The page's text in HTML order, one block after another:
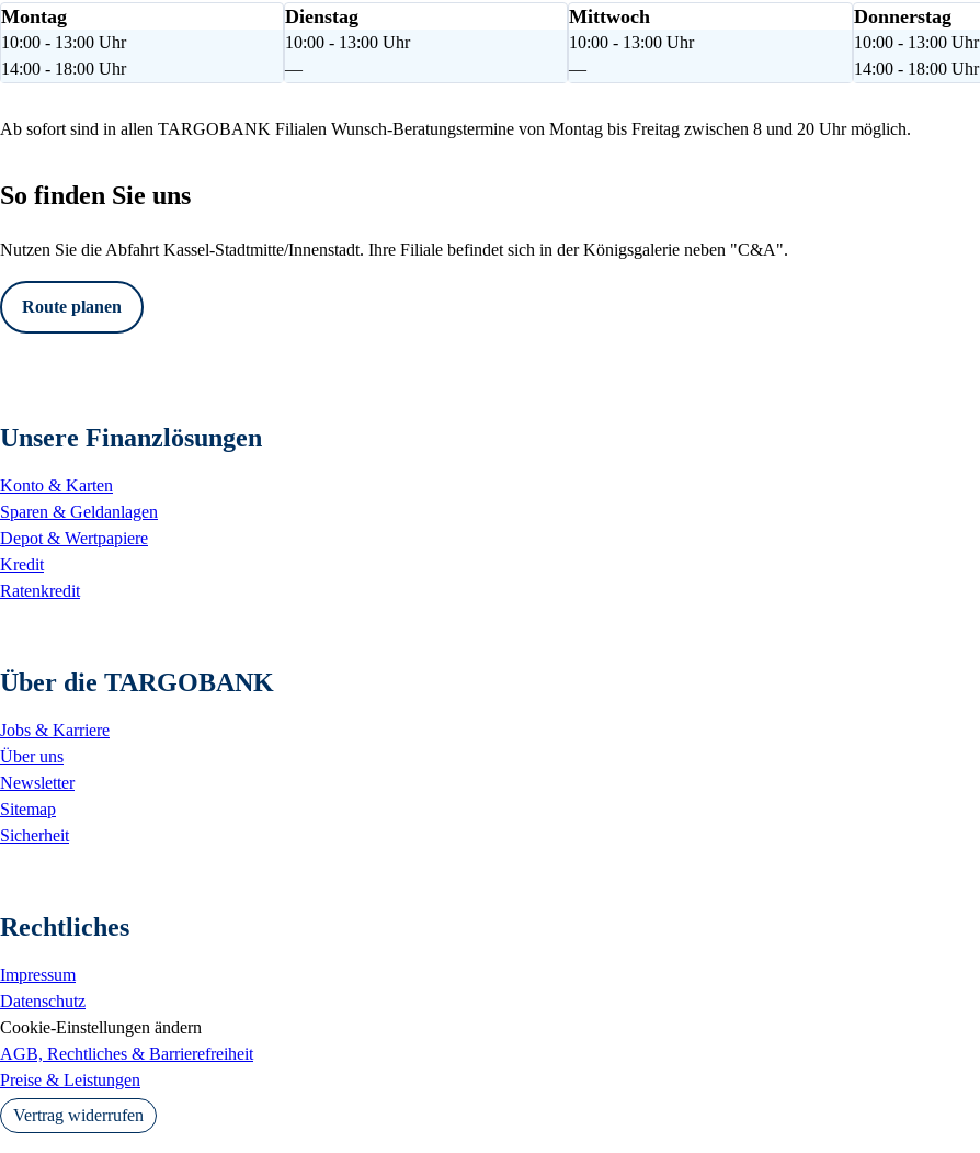
Montag
10:00 - 13:00 Uhr
14:00 - 18:00 Uhr
Dienstag
10:00 - 13:00 Uhr
—
Mittwoch
10:00 - 13:00 Uhr
—
Donnerstag
10:00 - 13:00 Uhr
14:00 - 18:00 Uhr
Ab sofort sind in allen TARGOBANK Filialen Wunsch-Beratungstermine von Montag bis Freitag zwischen 8 und 20 Uhr möglich.
So finden Sie uns
Nutzen Sie die Abfahrt Kassel-Stadtmitte/Innenstadt. Ihre Filiale befindet sich in der Königsgalerie neben "C&A".
Route planen
Unsere Finanzlösungen
Konto & Karten
Sparen & Geldanlagen
Depot & Wertpapiere
Kredit
Ratenkredit
Über die TARGOBANK
Jobs & Karriere
Über uns
Newsletter
Sitemap
Sicherheit
Rechtliches
Impressum
Datenschutz
Cookie-Einstellungen ändern
AGB, Rechtliches & Barrierefreiheit
Preise & Leistungen
Vertrag widerrufen